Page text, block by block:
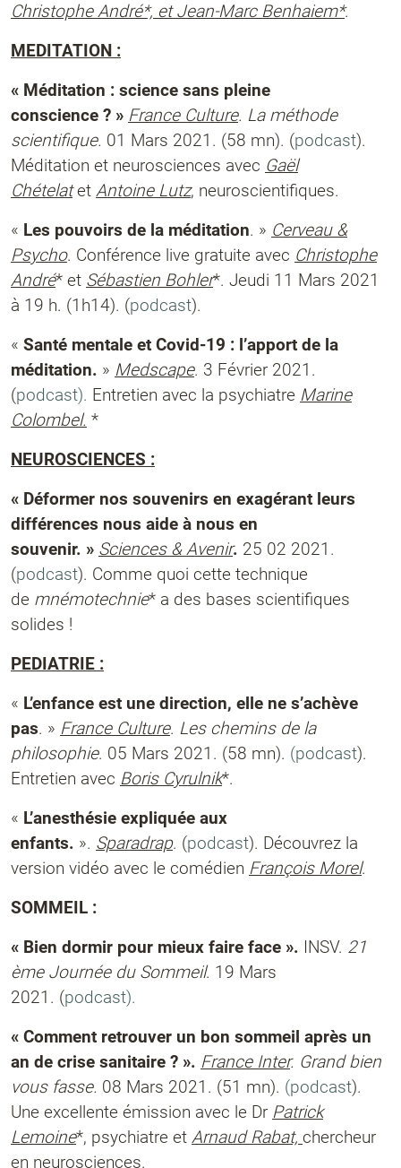
Christophe André*, et Jean-Marc Benhaiem*.
MEDITATION :
« Méditation : science sans pleine
conscience ? » France Culture. La méthode
scientifique. 01 Mars 2021. (58 mn). (podcast).
Méditation et neurosciences avec Gaël
Chételatet Antoine Lutz, neuroscientifiques.
« Les pouvoirs de la méditation. » Cerveau &
Psycho. Conférence live gratuite avec Christophe
André* et Sébastien Bohler*. Jeudi 11 Mars 2021
à 19 h. (1h14). (podcast).
« Santé mentale et Covid-19 : l’apport de la
méditation. » Medscape. 3 Février 2021.
(podcast). Entretien avec la psychiatre Marine
Colombel. *
NEUROSCIENCES :
« Déformer nos souvenirs en exagérant leurs
différences nous aide à nous en
souvenir. » Sciences & Avenir. 25 02 2021.
(podcast). Comme quoi cette technique
de mnémotechnie* a des bases scientifiques
solides !
PEDIATRIE :
« L’enfance est une direction, elle ne s’achève
pas. » France Culture. Les chemins de la
philosophie. 05 Mars 2021. (58 mn). (podcast).
Entretien avec Boris Cyrulnik*.
« L’anesthésie expliquée aux
enfants. ». Sparadrap. (podcast). Découvrez la
version vidéo avec le comédien François Morel.
SOMMEIL :
« Bien dormir pour mieux faire face ». INSV. 21
ème Journée du Sommeil. 19 Mars
2021. (podcast).
« Comment retrouver un bon sommeil après un
an de crise sanitaire ? ». France Inter. Grand bien
vous fasse. 08 Mars 2021. (51 mn). (podcast).
Une excellente émission avec le Dr Patrick
Lemoine*, psychiatre et Arnaud Rabat, chercheur
en neurosciences.